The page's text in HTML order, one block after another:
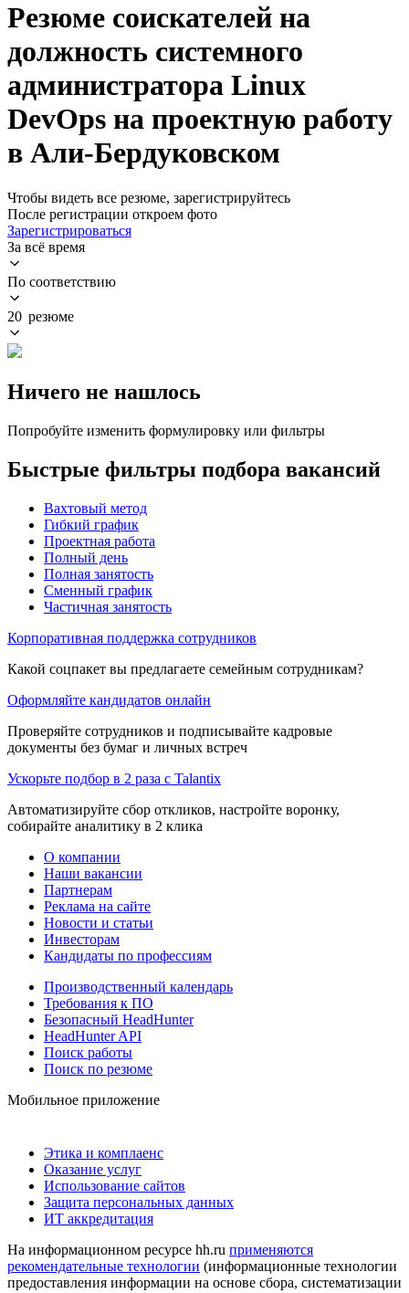
Резюме соискателей на
должность системного
администратора Linux
DevOps на проектную работу
в Али-Бердуковском
Чтобы видеть все резюме, зарегистрируйтесь
После регистрации откроем фото
Зарегистрироваться
За всё время
По соответствию
20 резюме
Ничего не нашлось
Попробуйте изменить формулировку или фильтры
Быстрые фильтры подбора вакансий
Вахтовый метод
Гибкий график
Проектная работа
Полный день
Полная занятость
Сменный график
Частичная занятость
Корпоративная поддержка сотрудников
Какой соцпакет вы предлагаете семейным сотрудникам?
Оформляйте кандидатов онлайн
Проверяйте сотрудников и подписывайте кадровые
документы без бумаг и личных встреч
Ускорьте подбор в 2 раза с Talantix
Автоматизируйте сбор откликов, настройте воронку,
собирайте аналитику в 2 клика
О компании
Наши вакансии
Партнерам
Реклама на сайте
Новости и статьи
Инвесторам
Кандидаты по профессиям
Производственный календарь
Требования к ПО
Безопасный HeadHunter
HeadHunter API
Поиск работы
Поиск по резюме
Мобильное приложение
Этика и комплаенс
Оказание услуг
Использование сайтов
Защита персональных данных
ИТ аккредитация
На информационном ресурсе hh.ru применяются
рекомендательные технологии (информационные технологии
предоставления информации на основе сбора, систематизации